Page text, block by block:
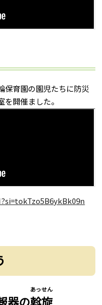
保育園の園児たちに防災
開催ました。
器の斡旋
あっせん